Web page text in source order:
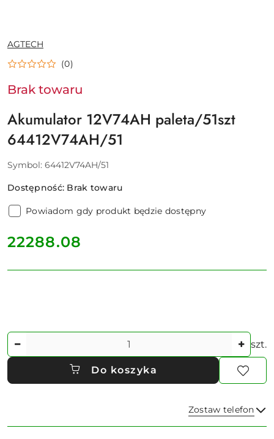
NAZWA
PRODUCENTA:
AGTECH
(0)
Brak towaru
Akumulator 12V74AH paleta/51szt
64412V74AH/51
Symbol: 64412V74AH/51
Dostępność: Brak towaru
Powiadom gdy produkt będzie dostępny
cena:
22288.08
Ilość szt.
Do koszyka
Zostaw telefon